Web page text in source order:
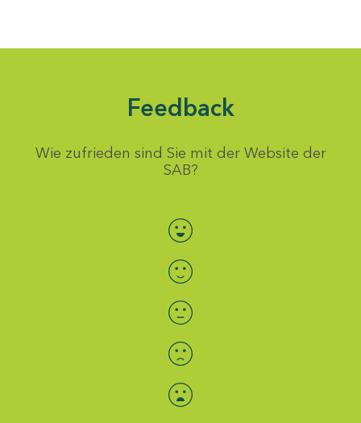
Feedback
Wie zufrieden sind Sie mit der Website der
SAB?
Bewertung auswählen